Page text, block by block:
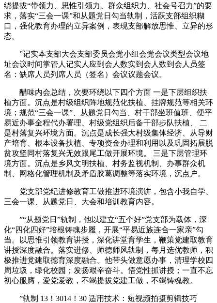
绕提拔“带领力、思惟引领力、群众组织力、社会号召力”的要
求，落实“三会一课”和从题党日勾当轨制，活跃支部组织糊
口，强化教育办理的立异案例，表现支部解放思惟、立异的形
态。
”记实本支部大会支部委员会党小组会党会议类型会议地
址会议时间掌管人记实人应到会人数实到会人数到会人员签
名：缺席人员列席人员（签名）会议议题会议。
醋味内会总结，次要环绕以下四个方面 一是下层组织扶
植方面。沉点是村级组织阵地规范化扶植、挂牌规范等相关环
境；规范“三会一课”、从题党日勾当、村干部坐班值班、便平
易近办事全程代办署理、村级党组织后备干部步队扶植、 二
是村落复兴环境方面。沉点是成长强大村级集体经济、从导财
产培育、根本设备扶植、专项资金办理和利用以及巩固拓展脱
贫攻坚同村落复兴无效跟尾工做开展环境。 三是下层管理环
境方面。沉点是乡风文明扶植、村务监视机制、办事群众机
制、网格化管理机制及矛盾胶葛调整等落实环境，沉点户。
党支部党纪进修教育工做推进环境演讲，包含小我自学、
三会一课、从题党日、大会和培训教育内容。
”“从题党日”轨制，他以建立“五个好”党支部为载体，深
化“四化四好”培根铸魂步履，开展“平易近族连合一家亲”勾
当。以思惟引领教育讲授，深化讲堂育学生，鞭策党建取教育
讲授深度融合。落实进修、师德师风轨制，每月选优教师，积
极推进党建取德育深度融合。他带头做意愿办事，清理学校四
周垃圾，绿化校园；发扬艰辛奋斗。悟党性抓讲授；一直不忘
初心服膺，爱党爱教，不竭提拔党建工做，不竭铸魂教。
”轨制 13！3014！30 适用技术：短视频拍摄剪辑技巧